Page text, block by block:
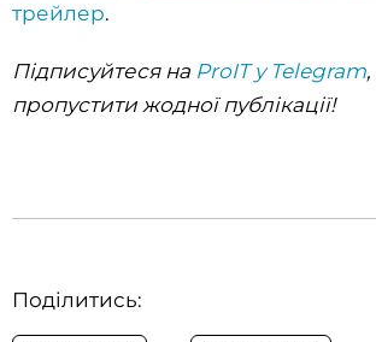
трейлер.
Підписуйтеся на ProIT у Telegram
пропустити жодної публікації!
Поділитись: